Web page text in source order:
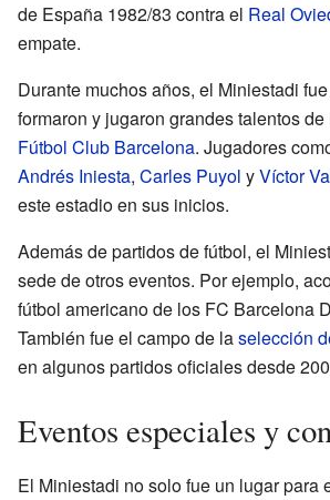
de España 1982/83 contra el Real
empate.
Durante muchos años, el Miniestadi
formaron y jugaron grandes talentos
Fútbol Club Barcelona. Jugadores
Andrés Iniesta, Carles Puyol yVíctor
este estadio en sus inicios.
Además de partidos de fútbol, el
sede de otros eventos. Por ejemplo,
fútbol americano de los FC Barcelona
También fue el campo de laselección
en algunos partidos oficiales desde
Eventos especiales y
El Miniestadi no solo fue un lugar para